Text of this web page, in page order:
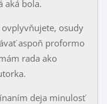
aká bola.
osudy
aspoň proformo
rada ako
deja minulosť